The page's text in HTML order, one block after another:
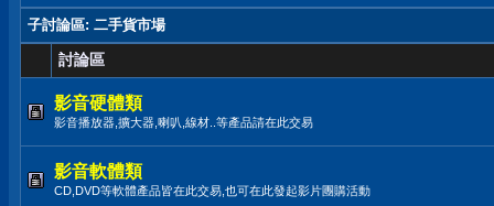
子討論區: 二手貨市場
討論區
影音硬體類
影音播放器,擴大器,喇叭,線材..等產品請在此交易
影音軟體類
CD,DVD等軟體產品皆在此交易,也可在此發起影片團購活動